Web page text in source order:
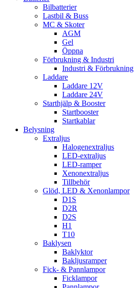
Bilbatterier
Lastbil & Buss
MC & Skoter
AGM
Gel
Öppna
Förbrukning & Industri
Industri & Förbrukning
Laddare
Laddare 12V
Laddare 24V
Starthjälp & Booster
Startbooster
Startkablar
Belysning
Extraljus
Halogenextraljus
LED-extraljus
LED-ramper
Xenonextraljus
Tillbehör
Glöd, LED & Xenonlampor
D1S
D2R
D2S
H1
T10
Baklysen
Baklyktor
Bakljusramper
Fick- & Pannlampor
Ficklampor